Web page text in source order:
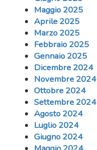
Maggio 2025
Aprile 2025
Marzo 2025
Febbraio 2025
Gennaio 2025
Dicembre 2024
Novembre 2024
Ottobre 2024
Settembre 2024
Agosto 2024
Luglio 2024
Giugno 2024